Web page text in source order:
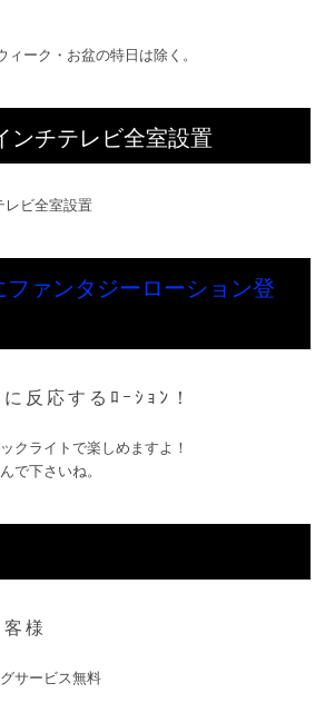
ーク・お盆の特日は除く。
ンチテレビ全室設置
ファンタジーローション登
反応するﾛｰｼｮﾝ！
クライトで楽しめますよ！
で下さいね。
様
サービス無料